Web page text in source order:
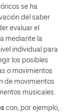
se ha
del saber
evaluar el
mediante la
individual para
los posibles
o movimientos
de movimientos
musicales.
con, por ejemplo,